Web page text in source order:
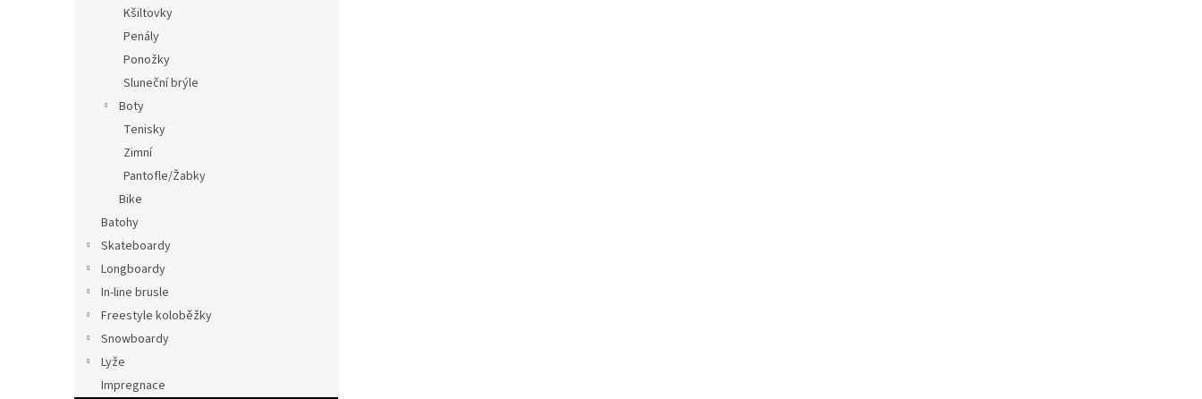
Kšiltovky
Penály
Ponožky
Sluneční brýle
Boty
Tenisky
Zimní
Pantofle/Žabky
Bike
Batohy
Skateboardy
Longboardy
In-line brusle
Freestyle koloběžky
Snowboardy
Lyže
Impregnace